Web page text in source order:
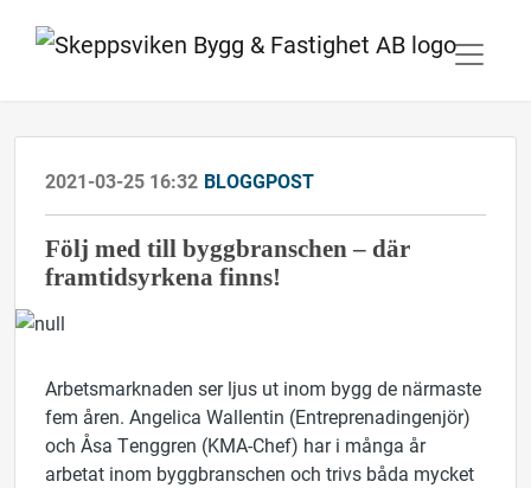
2021-03-25 16:32 BLOGGPOST
Följ med till byggbranschen – där
framtidsyrkena finns!
Arbetsmarknaden ser ljus ut inom bygg de närmaste
fem åren. Angelica Wallentin (Entreprenadingenjör)
och Åsa Tenggren (KMA-Chef) har i många år
arbetat inom byggbranschen och trivs båda mycket